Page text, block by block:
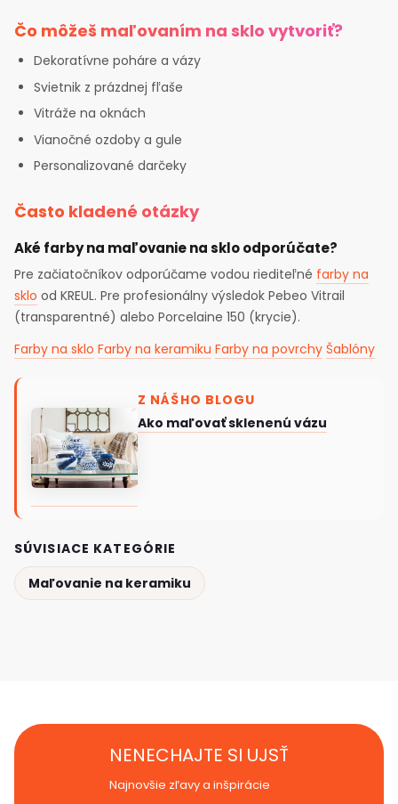
Čo môžeš maľovaním na sklo vytvoriť?
Dekoratívne poháre a vázy
Svietnik z prázdnej fľaše
Vitráže na oknách
Vianočné ozdoby a gule
Personalizované darčeky
Často kladené otázky
Aké farby na maľovanie na sklo odporúčate?
Pre začiatočníkov odporúčame vodou riediteľné farby na
sklo od KREUL. Pre profesionálny výsledok Pebeo Vitrail
(transparentné) alebo Porcelaine 150 (krycie).
Farby na sklo Farby na keramiku Farby na povrchy Šablóny
Z NÁŠHO BLOGU
Ako maľovať sklenenú vázu
SÚVISIACE KATEGÓRIE
Maľovanie na keramiku
NENECHAJTE SI UJSŤ
Najnovšie zľavy a inšpirácie